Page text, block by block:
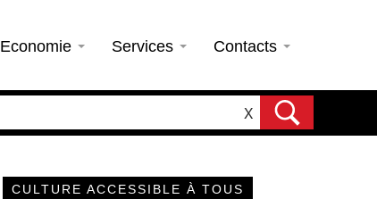
Economie Services Contacts
X
CULTURE ACCESSIBLE À TOUS